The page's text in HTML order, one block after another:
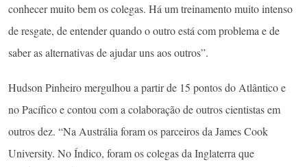
conhecer muito bem os colegas. Há um treinamento muito intenso
de resgate, de entender quando o outro está com problema e de
saber as alternativas de ajudar uns aos outros”.
Hudson Pinheiro mergulhou a partir de 15 pontos do Atlântico e
no Pacífico e contou com a colaboração de outros cientistas em
outros dez. “Na Austrália foram os parceiros da James Cook
University. No Índico, foram os colegas da Inglaterra que